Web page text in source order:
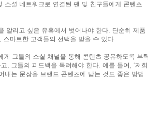
셜 네트워크로 연결된 팬 및 친구들에게 콘텐츠
알리고 싶은 유혹에서 벗어나야 한다. 단순히 제품
마트한 고객들의 선택을 받을 수 있다.
게 그들의 소셜 채널을 통해 콘텐츠 공유하도록 부
, 그들의 피드백을 독려해야 한다. 예를 들어, ‘저희
내는 문장을 브랜드 콘텐츠에 담는 것도 좋은 방법